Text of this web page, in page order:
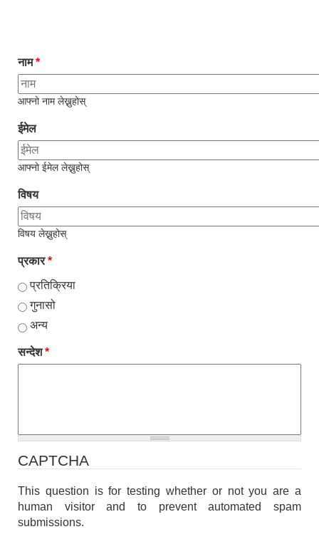
नाम*
आफ्नो नाम लेख्नुहोस्
ईमेल
आफ्नो ईमेल लेख्नुहोस्
विषय
विषय लेख्नुहोस्
प्रकार*
प्रतिक्रिया
गुनासो
अन्य
सन्देश*
CAPTCHA
This question is for testing whether or not you are a
human visitor and to prevent automated spam
submissions.